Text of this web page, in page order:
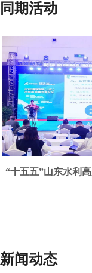
同期活动
“十五五”山东水利
新闻动态